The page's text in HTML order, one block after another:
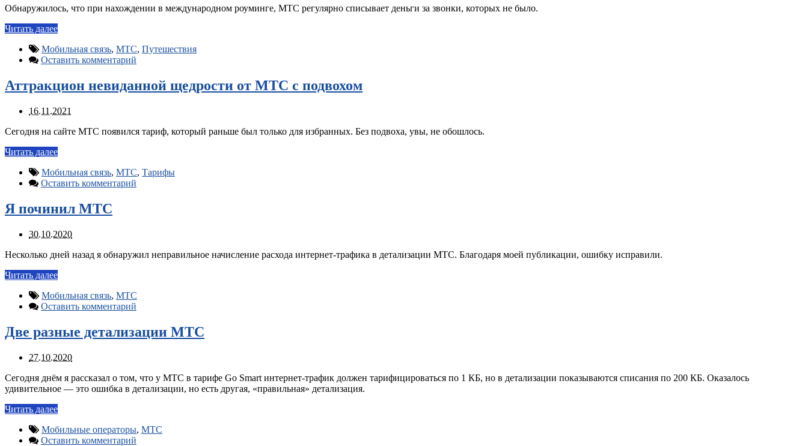
Обнаружилось, что при нахождении в международном роуминге, МТС регулярно списывает деньги за звонки, которых не было.
Читать далее
Мобильная связь, МТС, Путешествия
Оставить комментарий
Аттракцион невиданной щедрости от МТС с подвохом
16.11.2021
Сегодня на сайте МТС появился тариф, который раньше был только для избранных. Без подвоха, увы, не обошлось.
Читать далее
Мобильная связь, МТС, Тарифы
Оставить комментарий
Я починил МТС
30.10.2020
Несколько дней назад я обнаружил неправильное начисление расхода интернет-трафика в детализации МТС. Благодаря моей публикации, ошибку исправили.
Читать далее
Мобильная связь, МТС
Оставить комментарий
Две разные детализации МТС
27.10.2020
Сегодня днём я рассказал о том, что у МТС в тарифе Go Smart интернет-трафик должен тарифицироваться по 1 КБ, но в детализации показываются списания по 200 КБ. Оказалось
удивительное — это ошибка в детализации, но есть другая, «правильная» детализация.
Читать далее
Мобильные операторы, МТС
Оставить комментарий